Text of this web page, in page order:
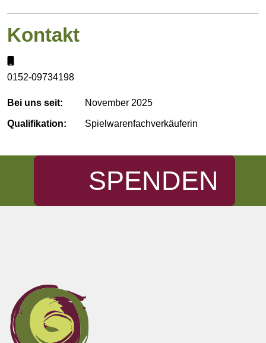
Kontakt
Mobil:
0152-09734198
Bei uns seit: November 2025
Qualifikation: Spielwarenfachverkäuferin
SPENDEN